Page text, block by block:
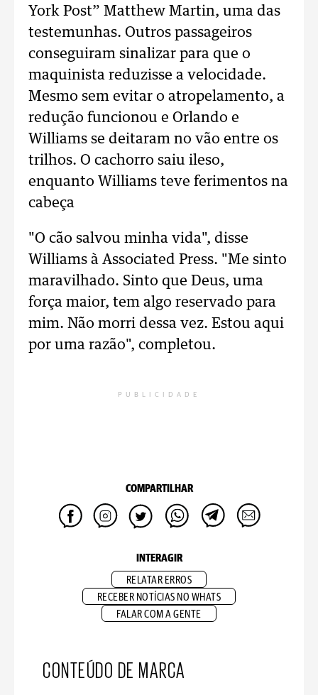
York Post” Matthew Martin, uma das
testemunhas. Outros passageiros
conseguiram sinalizar para que o
maquinista reduzisse a velocidade.
Mesmo sem evitar o atropelamento, a
redução funcionou e Orlando e
Williams se deitaram no vão entre os
trilhos. O cachorro saiu ileso,
enquanto Williams teve ferimentos na
cabeça
"O cão salvou minha vida", disse
Williams à Associated Press. "Me sinto
maravilhado. Sinto que Deus, uma
força maior, tem algo reservado para
mim. Não morri dessa vez. Estou aqui
por uma razão", completou.
PUBLICIDADE
COMPARTILHAR
INTERAGIR
RELATAR ERROS
RECEBER NOTÍCIAS NO WHATS
FALAR COM A GENTE
CONTEÚDO DE MARCA